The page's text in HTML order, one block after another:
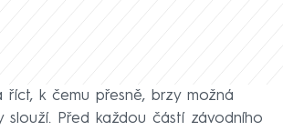
k čemu přesně, brzy možná
slouží. Před každou částí závodního